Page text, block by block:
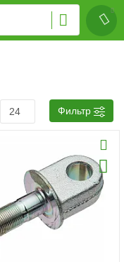
Фильтр